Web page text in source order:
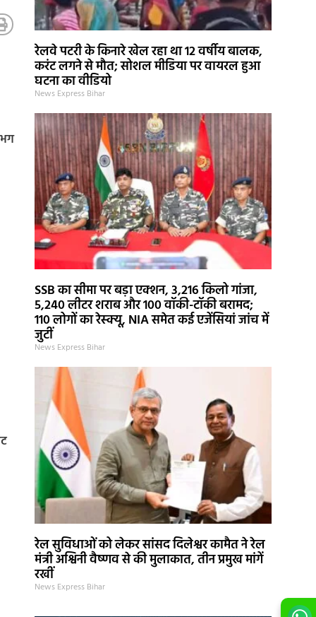
रेलवे पटरी के किनारे खेल रहा था 12 वर्षीय बालक,
करंट लगने से मौत; सोशल मीडिया पर वायरल हुआ
घटना का वीडियो
News Express Bihar
SSB का सीमा पर बड़ा एक्शन, 3,216 किलो गांजा,
5,240 लीटर शराब और 100 वॉकी-टॉकी बरामद;
110 लोगों का रेस्क्यू, NIA समेत कई एजेंसियां जांच में
जुटीं
News Express Bihar
रेल सुविधाओं को लेकर सांसद दिलेश्वर कामैत ने रेल
मंत्री अश्विनी वैष्णव से की मुलाकात, तीन प्रमुख मांगें
रखीं
News Express Bihar